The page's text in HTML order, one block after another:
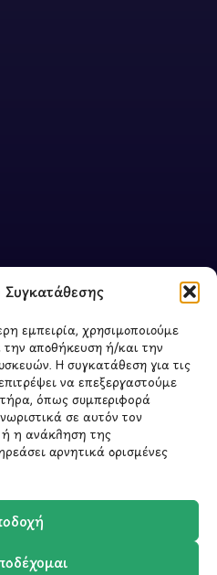
Συγκατάθεσης
εμπειρία, χρησιμοποιούμε
την αποθήκευση ή/και την
Η συγκατάθεση για τις
να επεξεργαστούμε
όπως συμπεριφορά
σε αυτόν τον
ή η ανάκληση της
αρνητικά ορισμένες
BYBYTE A COOKIE